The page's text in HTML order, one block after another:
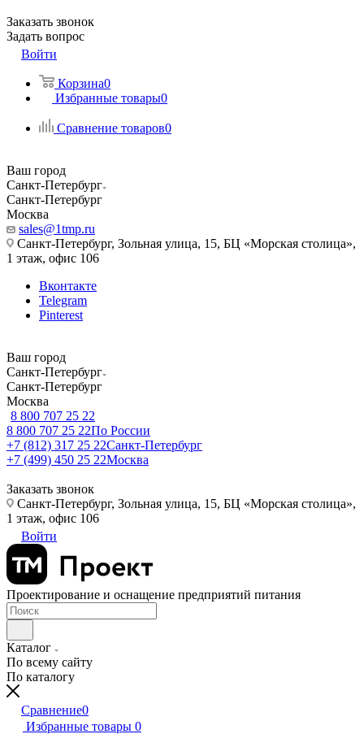
Заказать звонок
Задать вопрос
Войти
Корзина0
Избранные товары0
Сравнение товаров0
Ваш город
Санкт-Петербург
Санкт-Петербург
Москва
sales@1tmp.ru
Санкт-Петербург, Зольная улица, 15, БЦ «Морская столица»,
1 этаж, офис 106
Вконтакте
Telegram
Pinterest
Ваш город
Санкт-Петербург
Санкт-Петербург
Москва
8 800 707 25 22
8 800 707 25 22По России
+7 (812) 317 25 22Санкт-Петербург
+7 (499) 450 25 22Москва
Заказать звонок
Санкт-Петербург, Зольная улица, 15, БЦ «Морская столица»,
1 этаж, офис 106
Войти
Проектирование и оснащение предприятий питания
Каталог
По всему сайту
По каталогу
Сравнение0
Избранные товары 0